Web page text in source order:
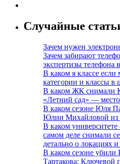
Случайные
Зачем нужен
Зачем забирают
экспертизы телефона
В каком я классе если
категории и классы в
В каком ЖК снимали
«Летний сад» —
В каком сезоне Юля
Юлии Михайловой из
В каком
самом деле снимали
детально о локациях
В каком сезоне
Тартакова: